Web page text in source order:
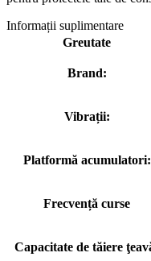
Informații suplimentare
Greutate
Brand:
Vibrații:
Platformă acumulatori:
Frecvență curse
Capacitate de tăiere